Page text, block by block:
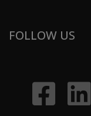
FOLLOW US